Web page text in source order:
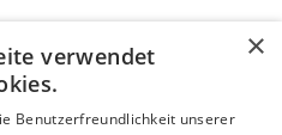
×
verwendet
Benutzerfreundlichkeit unserer